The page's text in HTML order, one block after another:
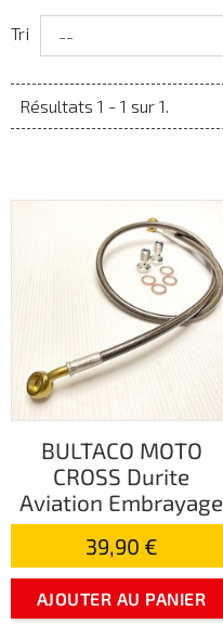
Tri
Résultats 1 - 1 sur 1.
BULTACO MOTO
CROSS Durite
Aviation Embrayage
39,90 €
AJOUTER AU PANIER